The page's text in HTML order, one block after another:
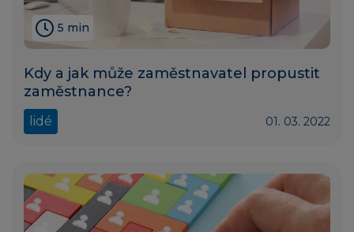
5 min
Kdy a jak může zaměstnavatel propustit
zaměstnance?
lidé 01. 03. 2022